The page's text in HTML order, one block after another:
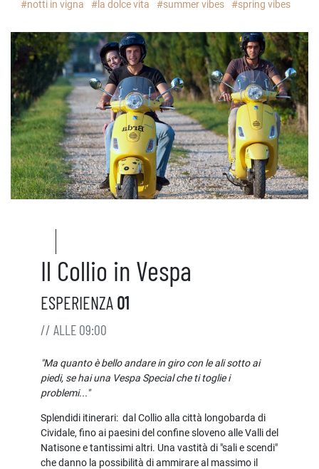
#notti in vigna
#la dolce vita #summer vibes #spring vibes
Il Collio in Vespa
ESPERIENZA 01
// ALLE 09:00
"Ma quanto è bello andare in giro con le ali sotto ai
piedi, se hai una Vespa Special che ti toglie i
problemi..."
Splendidi itinerari: dal Collio alla città longobarda di
Cividale, fino ai paesini del confine sloveno alle Valli del
Natisone e tantissimi altri. Una vastità di "sali e scendi"
che danno la possibilità di ammirare al massimo il